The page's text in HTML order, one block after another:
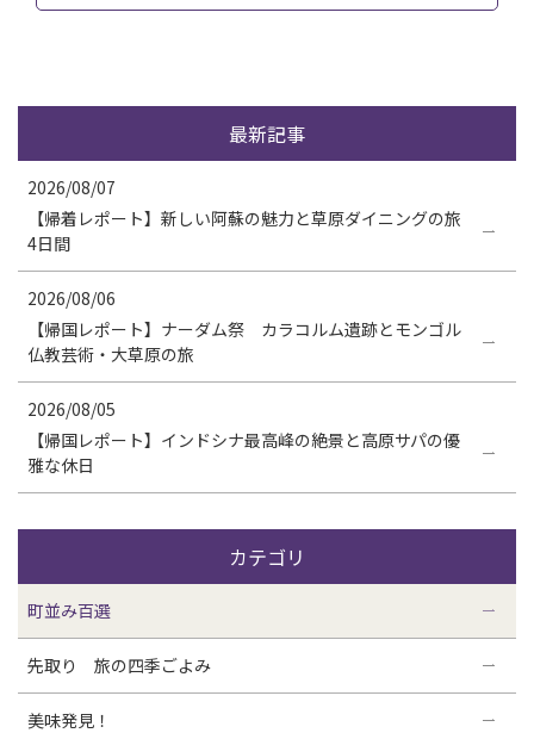
最新記事
2026/08/07
【帰着レポート】新しい阿蘇の魅力と草原ダイニングの旅
4日間
2026/08/06
【帰国レポート】ナーダム祭 カラコルム遺跡とモンゴル
仏教芸術・大草原の旅
2026/08/05
【帰国レポート】インドシナ最高峰の絶景と高原サパの優
雅な休日
カテゴリ
町並み百選
先取り 旅の四季ごよみ
美味発見！